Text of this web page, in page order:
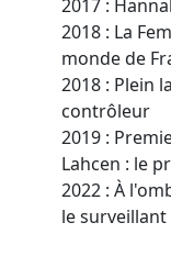
2017 :
2018 : La
monde de
2018 : Plein
contrôleur
2019 :
Lahcen : le
2022 : À
le surveillant